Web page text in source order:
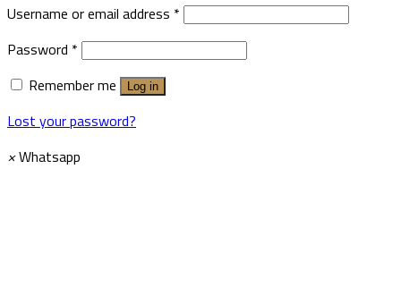
Username or email address *
Password *
Remember me
Log in
Lost your password?
×Whatsapp